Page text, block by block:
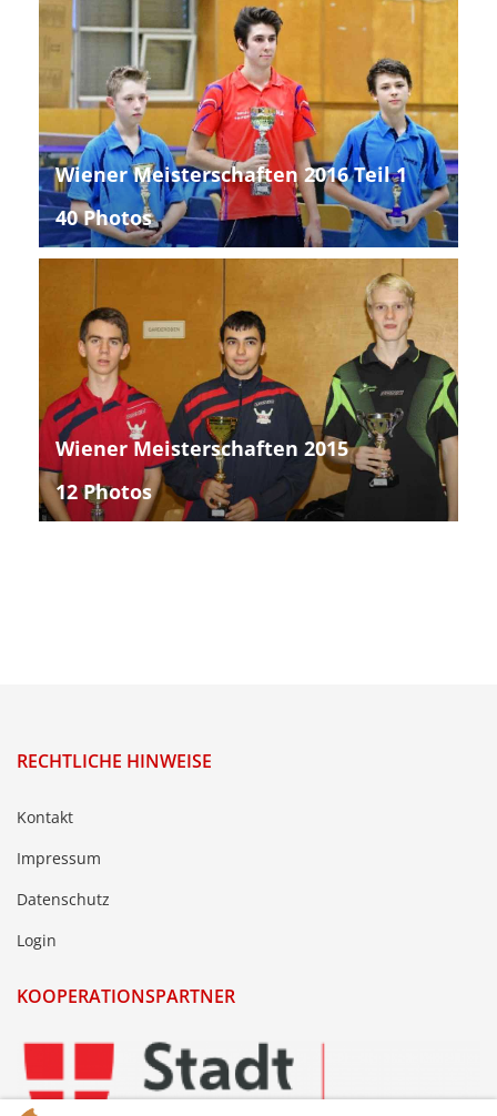
Wiener Meisterschaften 2016 Teil 1
40 Photos
Wiener Meisterschaften 2015
12 Photos
RECHTLICHE HINWEISE
Kontakt
Impressum
Datenschutz
Login
KOOPERATIONSPARTNER